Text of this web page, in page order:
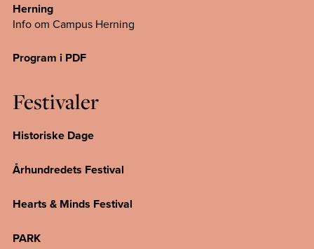
Herning
Info om Campus Herning
Program i PDF
Festivaler
Historiske Dage
Århundredets Festival
Hearts & Minds Festival
PARK